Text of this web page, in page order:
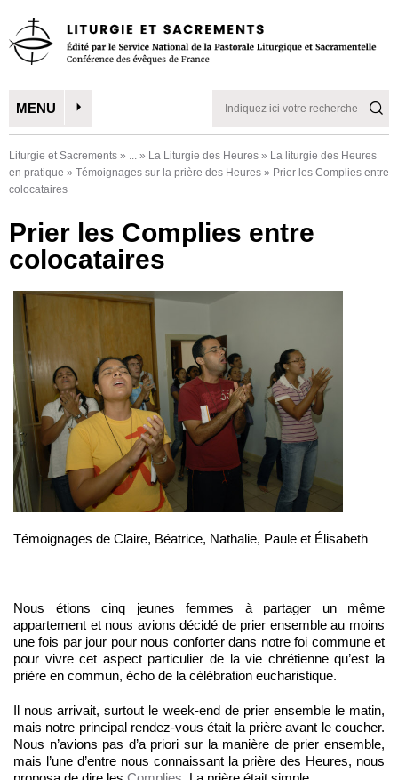
MENU
Liturgie et Sacrements » ... » La Liturgie des Heures » La liturgie des Heures
en pratique » Témoignages sur la prière des Heures » Prier les Complies entre
colocataires
Prier les Complies entre
colocataires
Témoignages de Claire, Béatrice, Nathalie, Paule et Élisabeth
Nous étions cinq jeunes femmes à partager un même
appartement et nous avions décidé de prier ensemble au moins
une fois par jour pour nous conforter dans notre foi commune et
pour vivre cet aspect particulier de la vie chrétienne qu’est la
prière en commun, écho de la célébration eucharistique.
Il nous arrivait, surtout le week-end de prier ensemble le matin,
mais notre principal rendez-vous était la prière avant le coucher.
Nous n’avions pas d’a priori sur la manière de prier ensemble,
mais l’une d’entre nous connaissant la prière des Heures, nous